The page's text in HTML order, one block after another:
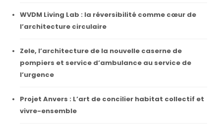
WVDM Living Lab : la réversibilité comme cœur de
l’architecture circulaire
Zele, l’architecture de la nouvelle caserne de
pompiers et service d’ambulance au service de
l’urgence
Projet Anvers : L’art de concilier habitat collectif et
vivre-ensemble